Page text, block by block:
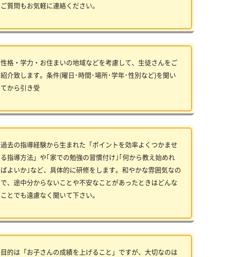
ご質問もお気軽に連絡ください。
性格・学力・お住まいの地域などを考慮して、生徒さんをご
紹介致します。条件(曜日･時間･場所･学年･性別など)を聞い
てから引き受
過去の指導経験から生まれた「ポイントを効率よくつかませ
る指導方法」や｢家での勉強の習慣付け｣｢何から教え始めれ
ばよいか｣など、具体的に研修をします。和やかな雰囲気なの
で、途中分からないことや不安なことがあったときはどんな
ことでも遠慮なく聞いて下さい。
目的は「お子さんの成績を上げること」ですが、大切なのは